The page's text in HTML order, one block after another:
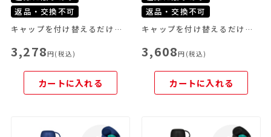
返品・交換不可
キャップを付け替えるだけでアイスでもホットでも使える！
3,278円(税込)
カートに入れる
返品・交換不可
キャップを付け替えるだけでアイスでもホットでも使える！
3,608円(税込)
カートに入れる